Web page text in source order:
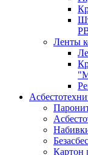
Ленты
Картон